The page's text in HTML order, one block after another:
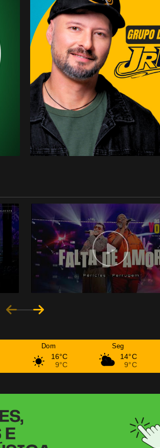
Dom
16°C
9°C
Seg
14°C
9°C